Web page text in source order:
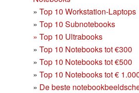
» Top 10 Workstation-Laptops
» Top 10 Subnotebooks
» Top 10 Ultrabooks
» Top 10 Notebooks tot €300
» Top 10 Notebooks tot €500
» Top 10 Notebooks tot €
» De beste